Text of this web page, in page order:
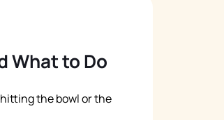
What to Do
the bowl or the